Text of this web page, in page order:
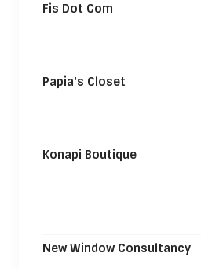
Fis Dot Com
Papia's Closet
Konapi Boutique
New Window Consultancy